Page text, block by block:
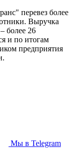
перевез более
Выручка
более 26
и по итогам
предприятия
Мы в Telegram